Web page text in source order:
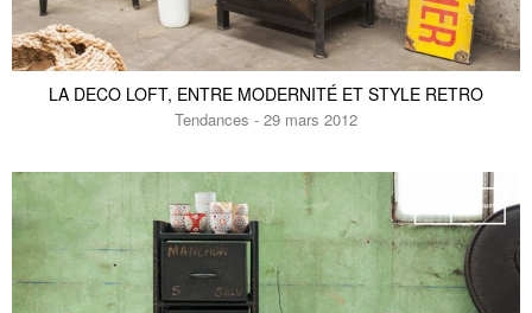
LA DECO LOFT, ENTRE MODERNITÉ ET STYLE RETRO
Tendances - 29 mars 2012